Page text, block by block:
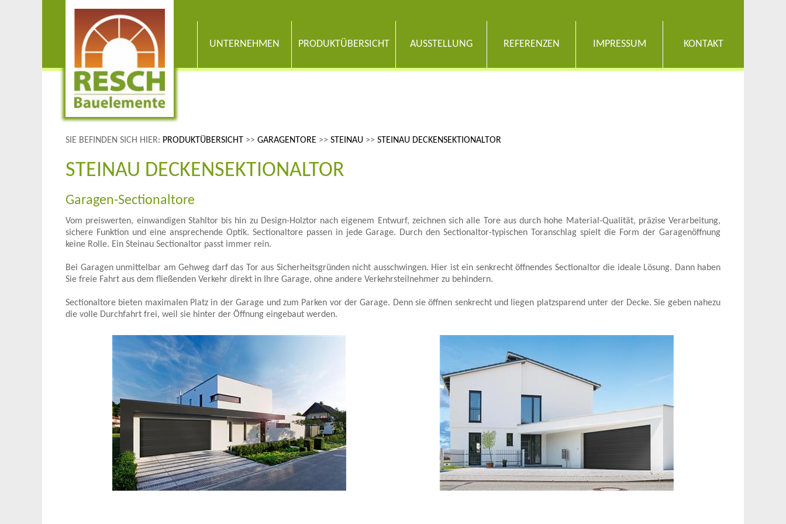
UNTERNEHMEN PRODUKTÜBERSICHT AUSSTELLUNG REFERENZEN IMPRESSUM KONTAKT
SIE BEFINDEN SICH HIER: PRODUKTÜBERSICHT >> GARAGENTORE >> STEINAU >> STEINAU DECKENSEKTIONALTOR
STEINAU DECKENSEKTIONALTOR
Garagen-Sectionaltore
Vom preiswerten, einwandigen Stahltor bis hin zu Design-Holztor nach eigenem Entwurf, zeichnen sich alle Tore aus durch hohe Material-Qualität, präzise Verarbeitung,
sichere Funktion und eine ansprechende Optik. Sectionaltore passen in jede Garage. Durch den Sectionaltor-typischen Toranschlag spielt die Form der Garagenöffnung
keine Rolle. Ein Steinau Sectionaltor passt immer rein.
Bei Garagen unmittelbar am Gehweg darf das Tor aus Sicherheitsgründen nicht ausschwingen. Hier ist ein senkrecht öffnendes Sectionaltor die ideale Lösung. Dann haben
Sie freie Fahrt aus dem fließenden Verkehr direkt in Ihre Garage, ohne andere Verkehrsteilnehmer zu behindern.
Sectionaltore bieten maximalen Platz in der Garage und zum Parken vor der Garage. Denn sie öffnen senkrecht und liegen platzsparend unter der Decke. Sie geben nahezu
die volle Durchfahrt frei, weil sie hinter der Öffnung eingebaut werden.